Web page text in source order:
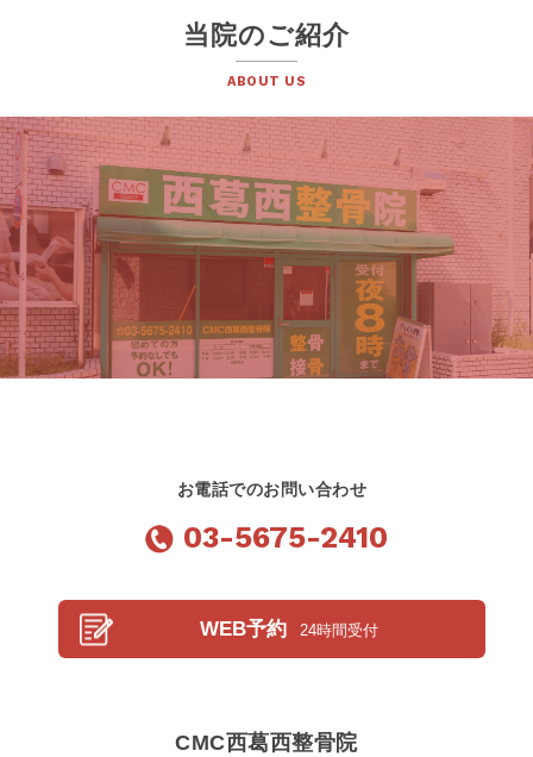
当院のご紹介
ABOUT US
CMC西葛西整骨院
お電話でのお問い合わせ
03-5675-2410
WEB予約 24時間受付